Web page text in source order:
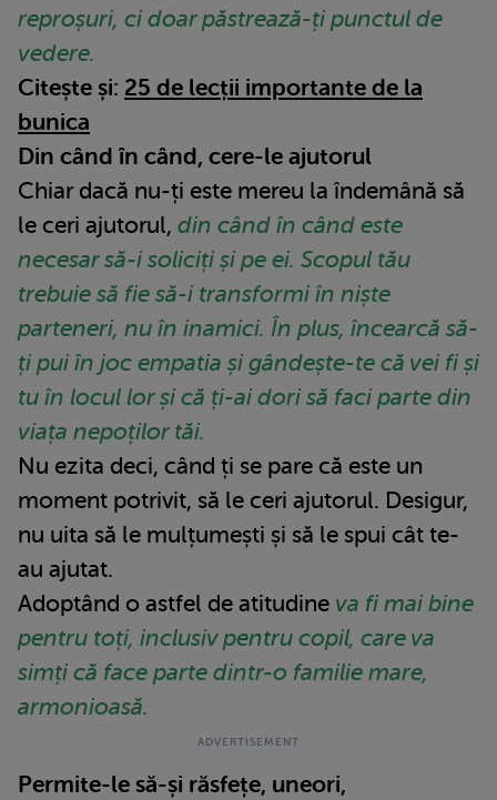
reproșuri, ci doar păstrează-ți punctul de
vedere.
Citește și: 25 de lecții importante de la
bunica
Din când în când, cere-le ajutorul
Chiar dacă nu-ți este mereu la îndemână să
le ceri ajutorul, din când în când este
necesar să-i soliciți și pe ei. Scopul tău
trebuie să fie să-i transformi în niște
parteneri, nu în inamici. În plus, încearcă să-
ți pui în joc empatia și gândește-te că vei fi și
tu în locul lor și că ți-ai dori să faci parte din
viața nepoților tăi.
Nu ezita deci, când ți se pare că este un
moment potrivit, să le ceri ajutorul. Desigur,
nu uita să le mulțumești și să le spui cât te-
au ajutat.
Adoptând o astfel de atitudine va fi mai bine
pentru toți, inclusiv pentru copil, care va
simți că face parte dintr-o familie mare,
armonioasă.
Permite-le să-și răsfețe, uneori,